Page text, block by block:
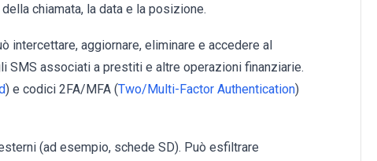
chiamata, la data e la posizione.
intercettare, aggiornare, eliminare e accedere al
SMS associati a prestiti e altre operazioni finanziarie.
) e codici 2FA/MFA (Two/Multi-Factor Authentication)
(ad esempio, schede SD). Può esfiltrare